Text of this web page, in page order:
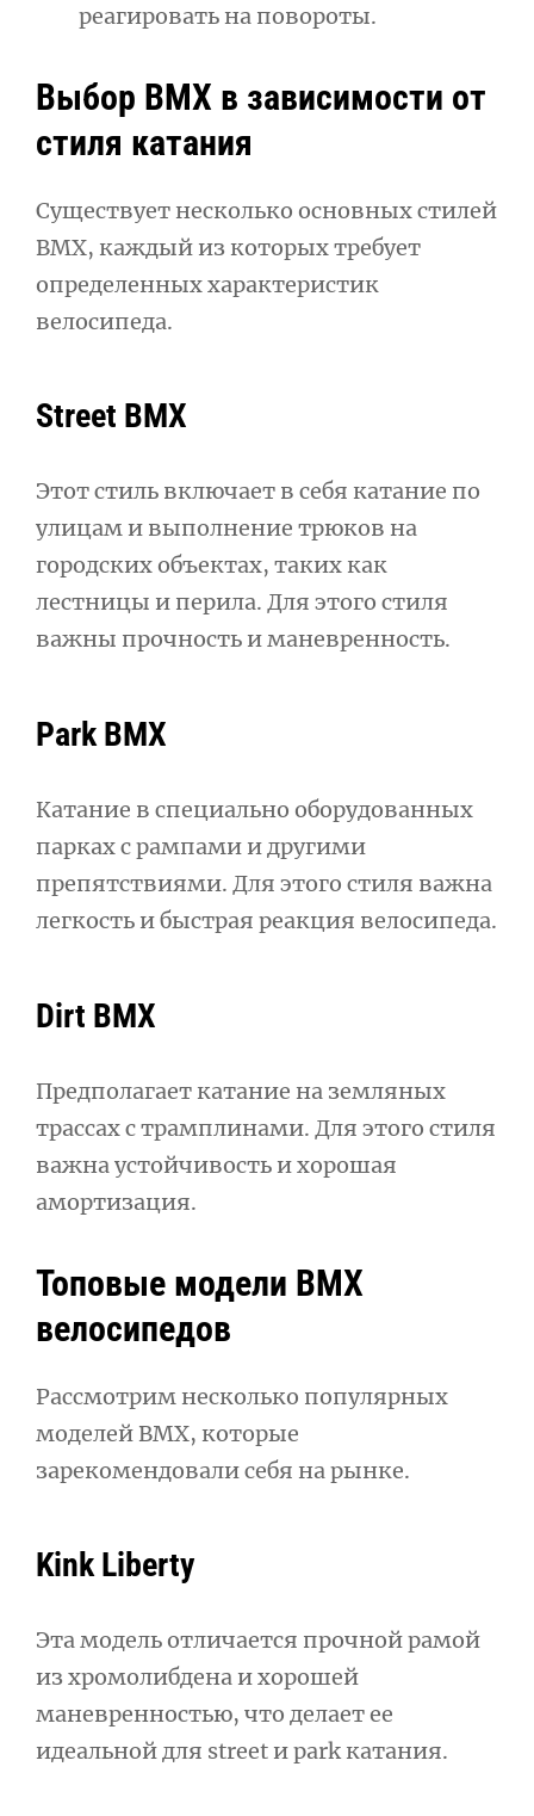
реагировать на повороты.
Выбор BMX в зависимости от
стиля катания
Существует несколько основных стилей
BMX, каждый из которых требует
определенных характеристик
велосипеда.
Street BMX
Этот стиль включает в себя катание по
улицам и выполнение трюков на
городских объектах, таких как
лестницы и перила. Для этого стиля
важны прочность и маневренность.
Park BMX
Катание в специально оборудованных
парках с рампами и другими
препятствиями. Для этого стиля важна
легкость и быстрая реакция велосипеда.
Dirt BMX
Предполагает катание на земляных
трассах с трамплинами. Для этого стиля
важна устойчивость и хорошая
амортизация.
Топовые модели BMX
велосипедов
Рассмотрим несколько популярных
моделей BMX, которые
зарекомендовали себя на рынке.
Kink Liberty
Эта модель отличается прочной рамой
из хромолибдена и хорошей
маневренностью, что делает ее
идеальной для street и park катания.